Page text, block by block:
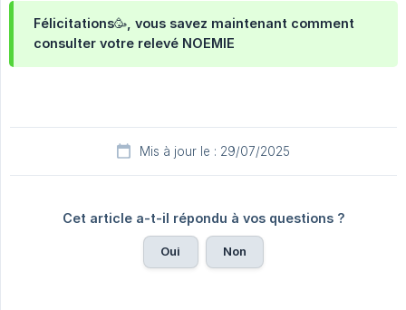
Félicitations🥳, vous savez maintenant comment
consulter votre relevé NOEMIE
Mis à jour le : 29/07/2025
Cet article a-t-il répondu à vos questions ?
Oui Non